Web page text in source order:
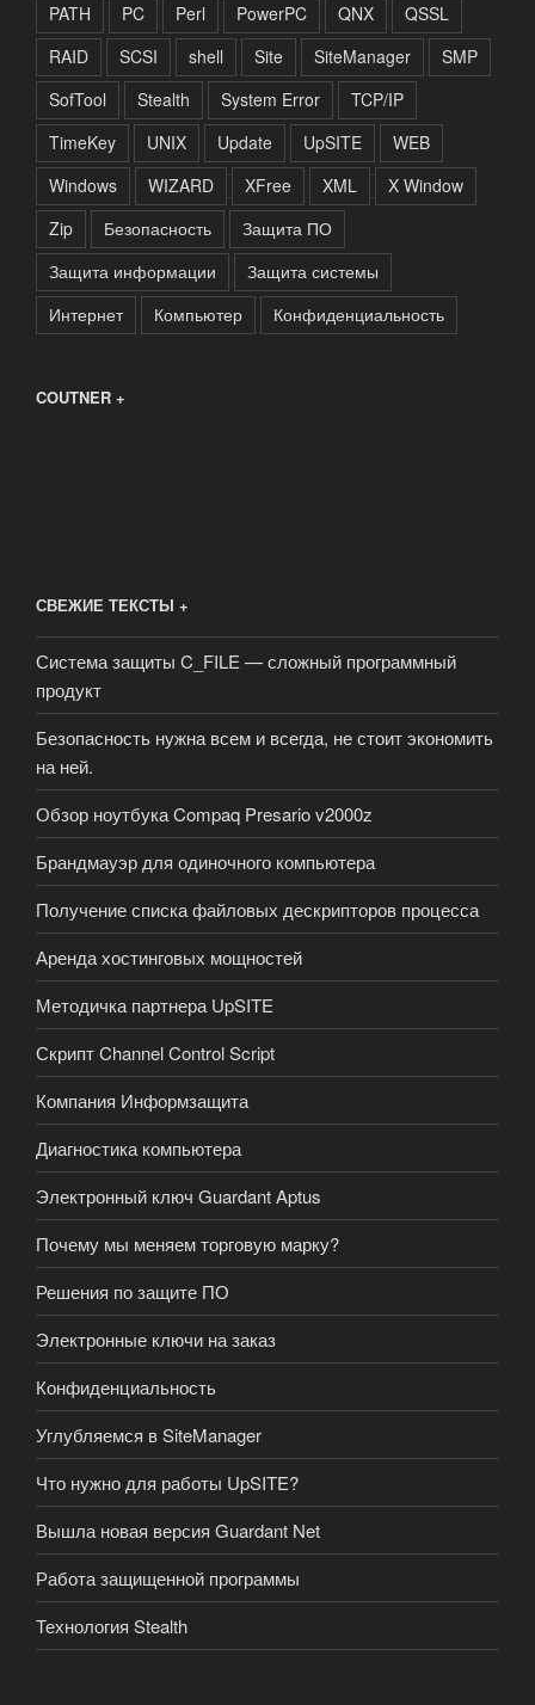
PATH
PC Perl PowerPC QNX
QSSL
RAID
SCSI shell Site SiteManager
SMP
SofTool
Stealth System Error
TCP/IP
TimeKey
UNIX Update UpSITE
WEB
Windows
WIZARD XFree XML
X Window
Zip
Безопасность
Защита ПО
Защита информации
Защита системы
Интернет
Компьютер Конфиденциальность
COUTNER +
СВЕЖИЕ ТЕКСТЫ +
Система защиты C_FILE — сложный программный
продукт
Безопасность нужна всем и всегда, не стоит экономить
на ней.
Обзор ноутбука Compaq Presario v2000z
Брандмауэр для одиночного компьютера
Получение списка файловых дескрипторов процесса
Аренда хостинговых мощностей
Методичка партнера UpSITE
Скрипт Channel Control Script
Компания Информзащита
Диагностика компьютера
Электронный ключ Guardant Aptus
Почему мы меняем торговую марку?
Решения по защите ПО
Электронные ключи на заказ
Конфиденциальность
Углубляемся в SiteManager
Что нужно для работы UpSITE?
Вышла новая версия Guardant Net
Работа защищенной программы
Технология Stealth